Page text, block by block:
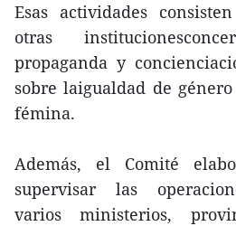
Esas actividades
otras
propaganda y
sobre laigualdad de
fémina.
Además, el Comité
supervisar las
varios ministerios,